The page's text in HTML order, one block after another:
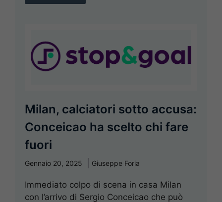
Milan, calciatori sotto accusa:
Conceicao ha scelto chi fare
fuori
Gennaio 20, 2025 Giuseppe Foria
Immediato colpo di scena in casa Milan
con l’arrivo di Sergio Conceicao che può